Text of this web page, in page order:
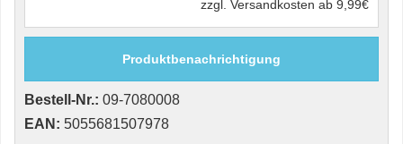
zzgl. Versandkosten ab 9,99€
Produktbenachrichtigung
Bestell-Nr.: 09-7080008
EAN: 5055681507978